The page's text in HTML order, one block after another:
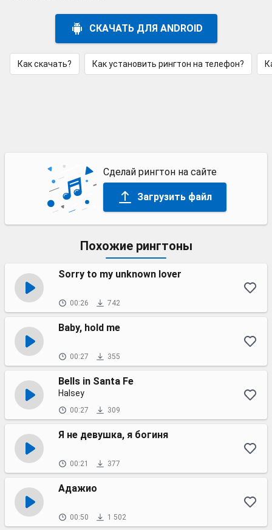
СКАЧАТЬ ДЛЯ ANDROID
Как скачать? Как установить рингтон на телефон?
Сделай рингтон на сайте
Загрузить файл
Похожие рингтоны
Sorry to my unknown lover
00:26 742
Baby, hold me
00:27 355
Bells in Santa Fe
Halsey
00:27 309
Я не девушка, я богиня
00:21 377
Адажио
00:50 1 502